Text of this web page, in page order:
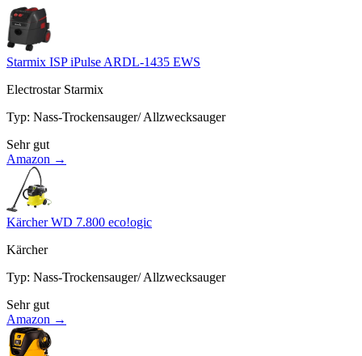
Starmix ISP iPulse ARDL-1435 EWS
Electrostar Starmix
Typ: Nass-Trockensauger/ Allzwecksauger
Sehr gut
Amazon →
Kärcher WD 7.800 eco!ogic
Kärcher
Typ: Nass-Trockensauger/ Allzwecksauger
Sehr gut
Amazon →